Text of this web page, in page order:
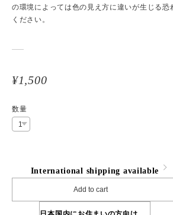
の環境によっては色の見え方に違いが生じる恐
ください。
¥1,500
数量
International shipping available
Add to cart